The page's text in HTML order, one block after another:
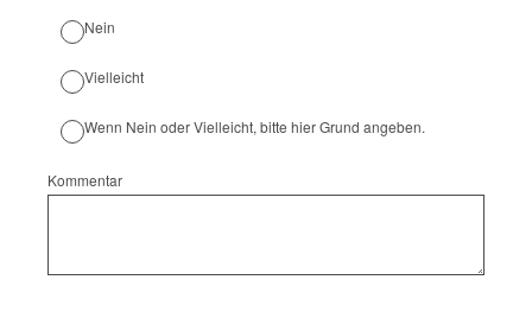
Nein
Vielleicht
Wenn Nein oder Vielleicht, bitte hier Grund angeben.
Kommentar